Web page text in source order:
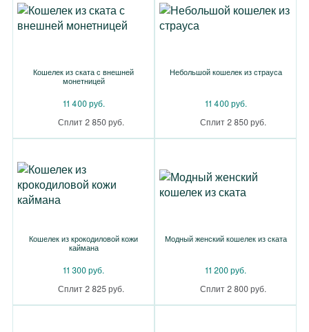
Кошелек из ската с внешней
монетницей
11 400 руб.
Сплит 2 850 руб.
Небольшой кошелек из страуса
11 400 руб.
Сплит 2 850 руб.
Кошелек из крокодиловой кожи
каймана
11 300 руб.
Сплит 2 825 руб.
Модный женский кошелек из ската
11 200 руб.
Сплит 2 800 руб.